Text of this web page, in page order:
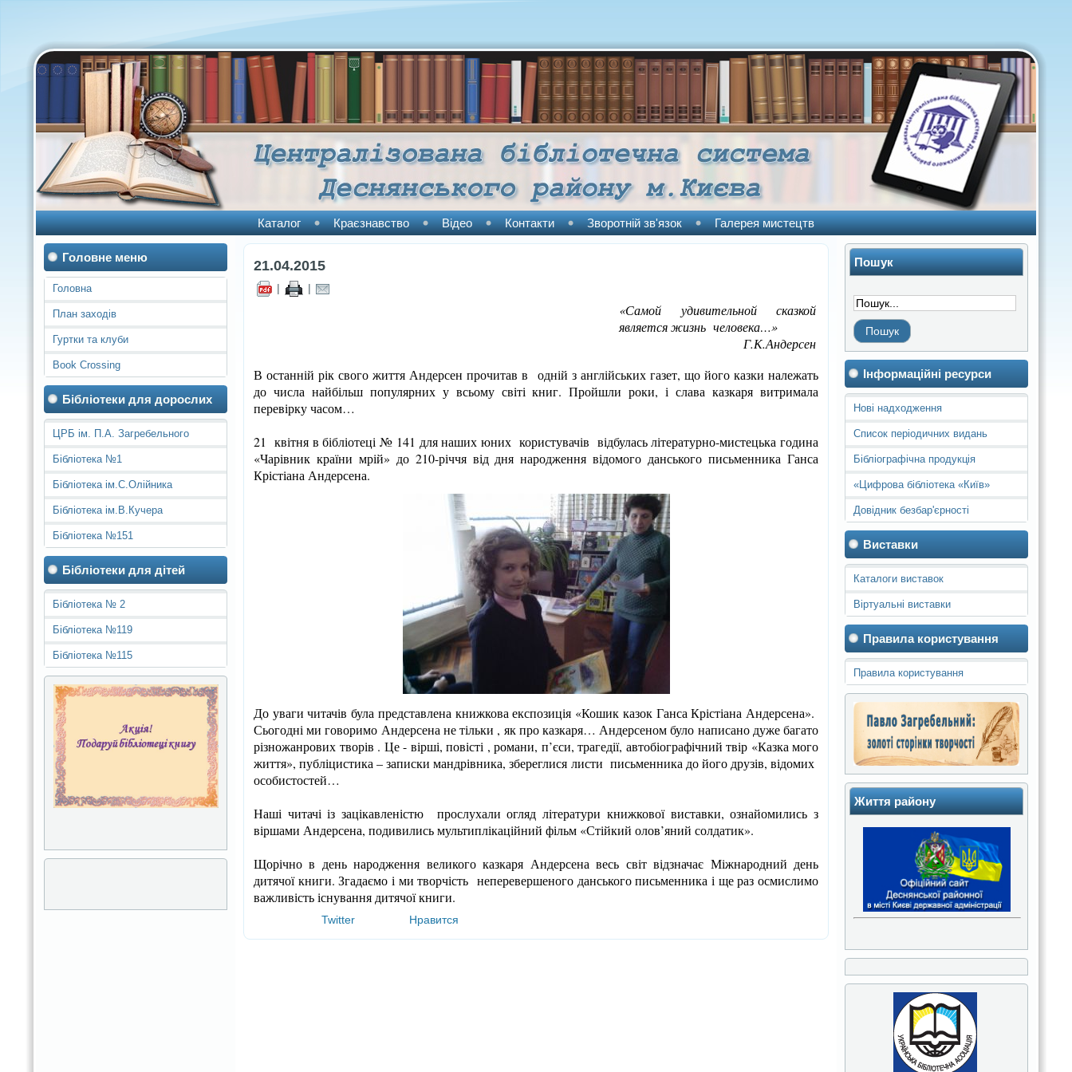
Каталог Краєзнавство Відео Контакти Зворотній зв'язок Галерея мистецтв
Головне меню
Головна
План заходів
Гуртки та клуби
Book Crossing
Бібліотеки для дорослих
ЦРБ ім. П.А. Загребельного
Бібліотека №1
Бібліотека ім.С.Олійника
Бібліотека ім.В.Кучера
Бібліотека №151
Бібліотеки для дітей
Бібліотека № 2
Бібліотека №119
Бібліотека №115
21.04.2015
| |
«Самой удивительной сказкой
является жизнь человека…»
Г.К.Андерсен
В останній рік свого життя Андерсен прочитав в одній з англійських газет, що його казки належать
до числа найбільш популярних у всьому світі книг. Пройшли роки, і слава казкаря витримала
перевірку часом…
21 квітня в бібліотеці № 141 для наших юних користувачів відбулась літературно-мистецька година
«Чарівник країни мрій» до 210-річчя від дня народження відомого данського письменника Ганса
Крістіана Андерсена.
До уваги читачів була представлена книжкова експозиція «Кошик казок Ганса Крістіана Андерсена».
Сьогодні ми говоримо Андерсена не тільки , як про казкаря… Андерсеном було написано дуже багато
різножанрових творів . Це - вірші, повісті , романи, п’єси, трагедії, автобіографічний твір «Казка мого
життя», публіцистика – записки мандрівника, збереглися листи письменника до його друзів, відомих
особистостей…
Наші читачі із зацікавленістю прослухали огляд літератури книжкової виставки, ознайомились з
віршами Андерсена, подивились мультиплікаційний фільм «Стійкий олов’яний солдатик».
Щорічно в день народження великого казкаря Андерсена весь світ відзначає Міжнародний день
дитячої книги. Згадаємо і ми творчість неперевершеного данського письменника і ще раз осмислимо
важливість існування дитячої книги.
Twitter Нравится
Пошук
Інформаційні ресурси
Нові надходження
Список періодичних видань
Бібліографічна продукція
«Цифрова бібліотека «Київ»
Довідник безбар'єрності
Виставки
Каталоги виставок
Віртуальні виставки
Правила користування
Правила користування
бібліотеками
Життя району